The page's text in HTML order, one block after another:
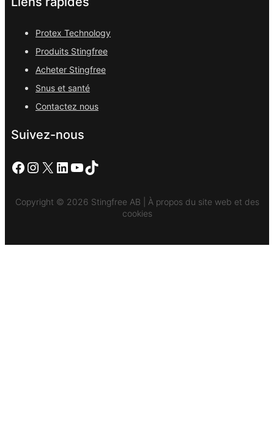
Protex Technology
Produits Stingfree
Acheter Stingfree
Snus et santé
Contactez nous
Suivez-nous
Facebook
Instagram
X LinkedIn
YouTube
TikTok
Copyright © 2026 Stingfree AB | À propos du site web et des
cookies